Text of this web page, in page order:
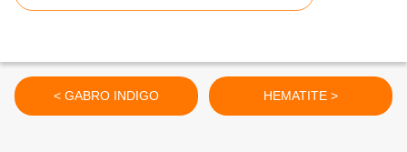
< GABRO INDIGO HEMATITE >